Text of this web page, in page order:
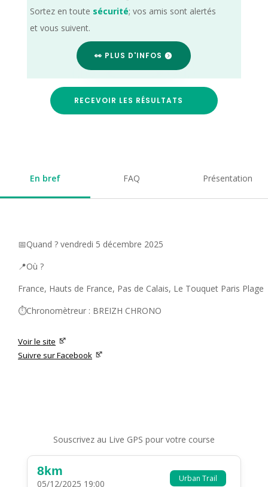
Sortez en toute sécurité; vos amis sont alertés
et vous suivent.
👀 PLUS D'INFOS
RECEVOIR LES RÉSULTATS
En bref FAQ Présentation
📅Quand ? vendredi 5 décembre 2025
📍Où ?
France, Hauts de France, Pas de Calais, Le Touquet Paris Plage
⏱️Chronomètreur : BREIZH CHRONO
Voir le site
Suivre sur Facebook
Souscrivez au Live GPS pour votre course
Urban Trail
8km
05/12/2025 19:00